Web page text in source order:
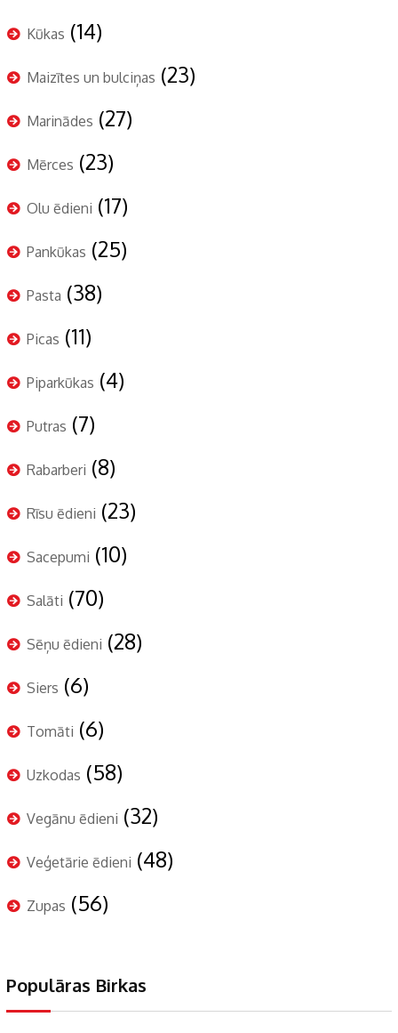
Kūkas (14)
Maizītes un bulciņas (23)
Marinādes (27)
Mērces (23)
Olu ēdieni (17)
Pankūkas (25)
Pasta (38)
Picas (11)
Piparkūkas (4)
Putras (7)
Rabarberi (8)
Rīsu ēdieni (23)
Sacepumi (10)
Salāti (70)
Sēņu ēdieni (28)
Siers (6)
Tomāti (6)
Uzkodas (58)
Vegānu ēdieni (32)
Veģetārie ēdieni (48)
Zupas (56)
Populāras Birkas